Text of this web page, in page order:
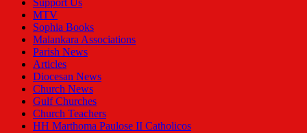
Support Us
MTV
Sophia Books
Malankara Associations
Parish News
Articles
Diocesan News
Church News
Gulf Churches
Church Teachers
HH Marthoma Paulose II Catholicos